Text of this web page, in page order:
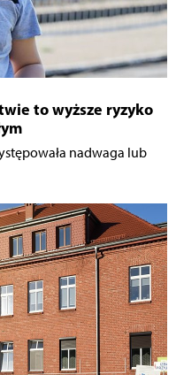
to wyższe ryzyko
nadwaga lub